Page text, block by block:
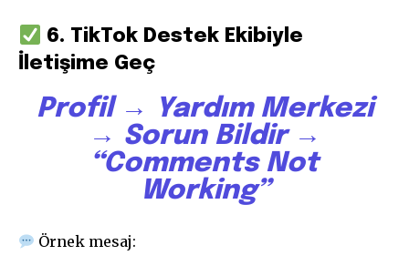
6. TikTok Destek Ekibiyle
İletişime Geç
Profil → Yardım Merkezi
→ Sorun Bildir →
“Comments Not
Working”
Örnek mesaj: